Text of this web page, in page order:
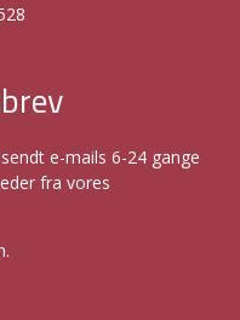
e-mails 6-24 gange
fra vores